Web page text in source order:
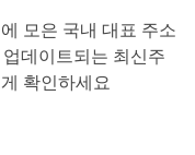
모은 국내 대표 주소
데이트되는 최신주
확인하세요